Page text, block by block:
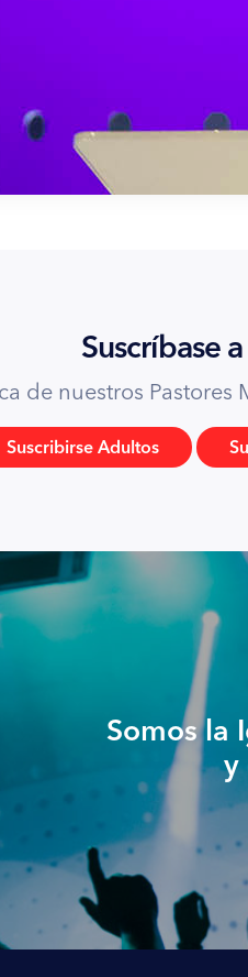
Suscríbase
de nuestros
Suscribirse Adultos
Somos la
y